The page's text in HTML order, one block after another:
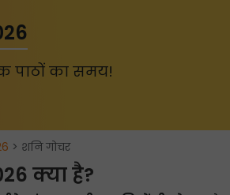
पाठों का समय!
> शनि गोचर
क्या है?